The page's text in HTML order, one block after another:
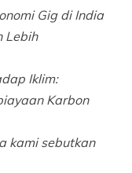
Gig di India
Lebih
Iklim:
Karbon
kami sebutkan